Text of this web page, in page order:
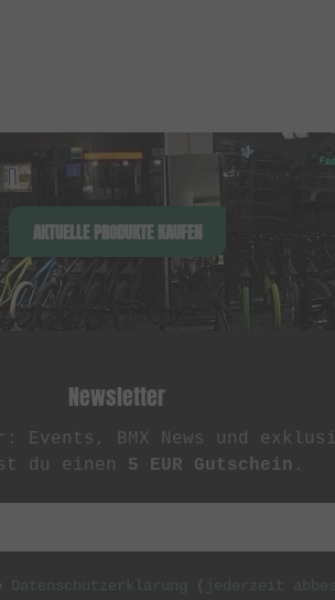
AKTUELLE PRODUKTE KAUFEN
Newsletter
Events, BMX News und
du einen 5 EUR Gutschein .
Datenschutzerklärung ( jederzeit